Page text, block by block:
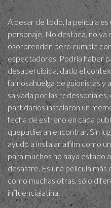
A pesar de todo, la película
personaje. No destaca, no va
osorprender, pero cumple
espectadores. Podría haber
desapercibida, dado el
famosahuelga de guionistas
salvada por las
partidarios instalaron un
fecha de estreno en cada
quepudieran encontrar. Sin
ayudó a instalar alfilm como
para muchos no haya estado
desastre. Es una película
como muchas otras, sólo
influencialatina.